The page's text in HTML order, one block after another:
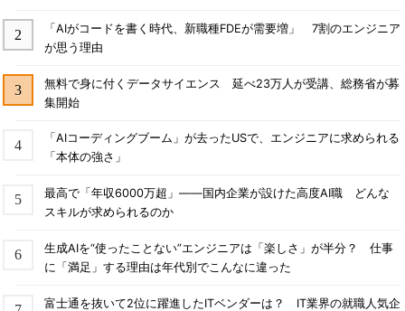
「AIがコードを書く時代、新職種FDEが需要増」 7割のエンジニア
が思う理由
無料で身に付くデータサイエンス 延べ23万人が受講、総務省が募
集開始
「AIコーディングブーム」が去ったUSで、エンジニアに求められる
「本体の強さ」
最高で「年収6000万超」――国内企業が設けた高度AI職 どんな
スキルが求められるのか
生成AIを“使ったことない”エンジニアは「楽しさ」が半分？ 仕事
に「満足」する理由は年代別でこんなに違った
富士通を抜いて2位に躍進したITベンダーは？ IT業界の就職人気企